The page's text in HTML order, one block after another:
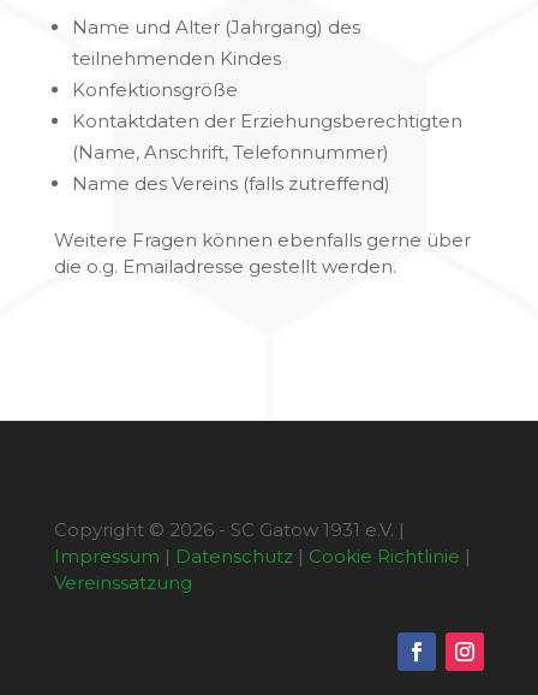
Name und Alter (Jahrgang) des
teilnehmenden Kindes
Konfektionsgröße
Kontaktdaten der Erziehungsberechtigten
(Name, Anschrift, Telefonnummer)
Name des Vereins (falls zutreffend)
Weitere Fragen können ebenfalls gerne über
die o.g. Emailadresse gestellt werden.
Copyright © 2026 - SC Gatow 1931 e.V. |
Impressum | Datenschutz| Cookie Richtlinie |
Vereinssatzung